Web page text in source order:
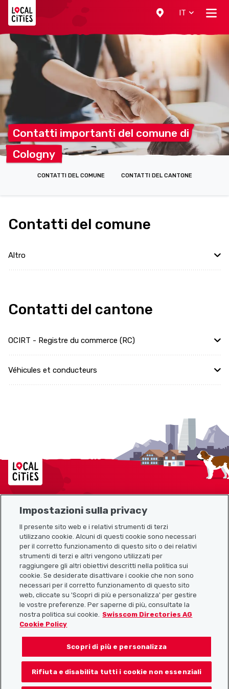
IT
Contatti importanti del comune di
Cologny
CONTATTI DEL COMUNE CONTATTI DEL CANTONE
Contatti del comune
Altro
Contatti del cantone
OCIRT - Registre du commerce (RC)
Véhicules et conducteurs
Localcities
Link utili
Scarica l’app Localcities
Seguiteci su:
Impostazioni sulla privacy
Il presente sito web e i relativi strumenti di terzi
utilizzano cookie. Alcuni di questi cookie sono necessari
per il corretto funzionamento di questo sito o dei relativi
strumenti di terzi e altri vengono utilizzati per
raggiungere gli altri obiettivi descritti nella politica sui
cookie. Se desiderate disattivare i cookie che non sono
necessari per il corretto funzionamento di questo sito
web, cliccate su 'Scopri di più e personalizza' per gestire
le vostre preferenze. Per saperne di più, consultate la
nostra politica sui cookie.
Swisscom Directories AG
Cookie Policy
Scopri di più e personalizza
Rifiuta e disabilita tutti i cookie non essenziali